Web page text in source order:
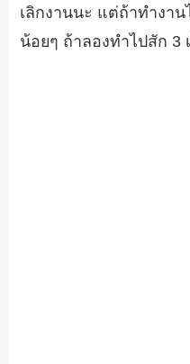
เลิกงานนะ แต่ถ้าทำงาน
น้อยๆ ถ้าลองทำไปสัก 3